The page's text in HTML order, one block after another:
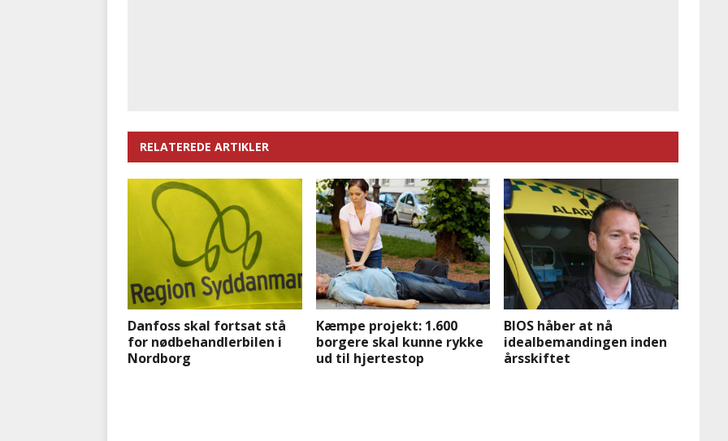
RELATEREDE ARTIKLER
Danfoss skal fortsat stå
for nødbehandlerbilen i
Nordborg
Kæmpe projekt: 1.600
borgere skal kunne rykke
ud til hjertestop
BIOS håber at nå
idealbemandingen inden
årsskiftet